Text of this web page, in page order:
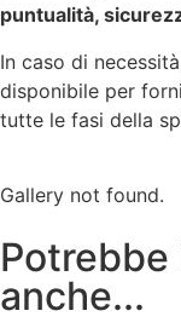
puntualità,
In caso di
disponibile per
tutte le fasi della
Gallery not found.
anche...